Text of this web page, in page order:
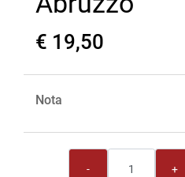
€ 19,50
Nota